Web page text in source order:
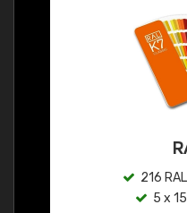
216
5 x